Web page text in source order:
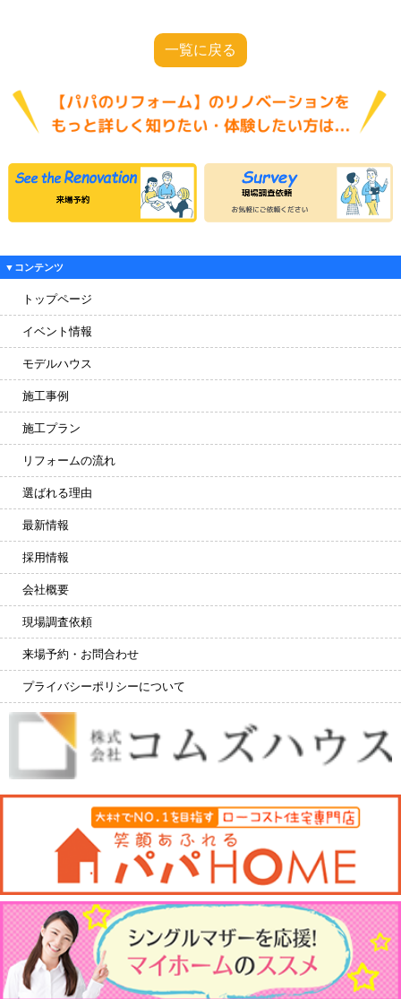
一覧に戻る
▼コンテンツ
トップページ
イベント情報
モデルハウス
施工事例
施工プラン
リフォームの流れ
選ばれる理由
最新情報
採用情報
会社概要
現場調査依頼
来場予約・お問合わせ
プライバシーポリシーについて